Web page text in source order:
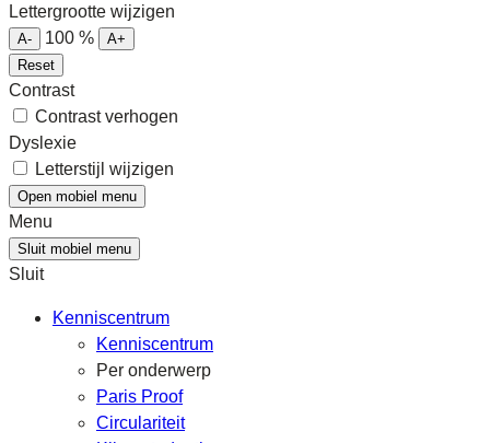
Lettergrootte wijzigen
A- 100 %
A+
Reset
Contrast
Contrast verhogen
Dyslexie
Letterstijl wijzigen
Open mobiel menu
Menu
Sluit mobiel menu
Sluit
Kenniscentrum
Kenniscentrum
Per onderwerp
Paris Proof
Circulariteit